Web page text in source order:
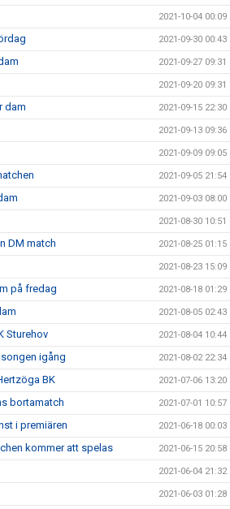
2021-10-04 00:09
2021-09-30 00:43
2021-09-27 09:31
2021-09-20 09:31
dam 2021-09-15 22:30
2021-09-13 09:36
2021-09-09 09:05
2021-09-05 21:54
2021-09-03 08:00
2021-08-30 10:51
DM match 2021-08-25 01:15
2021-08-23 15:09
på fredag 2021-08-18 01:29
2021-08-05 02:43
Sturehov 2021-08-04 10:44
igång 2021-08-02 22:34
BK 2021-07-06 13:20
bortamatch 2021-07-01 10:57
i premiären 2021-06-18 00:03
kommer att spelas 2021-06-15 20:58
2021-06-04 21:32
2021-06-03 01:28